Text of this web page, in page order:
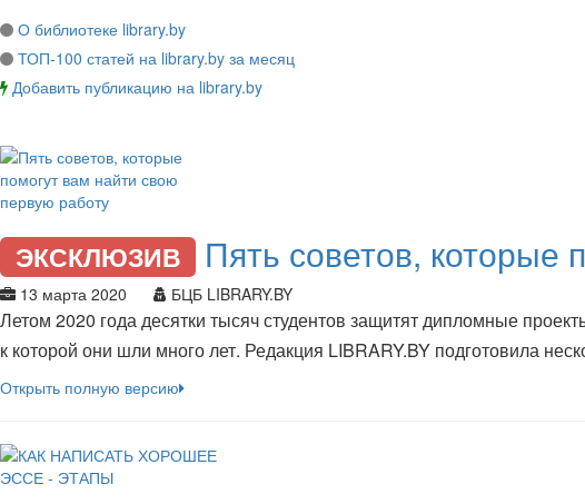
О библиотеке library.by
ТОП-100 статей на library.by за месяц
Добавить публикацию на library.by
ЭКСКЛЮЗИВ Пять советов, которые
13 марта 2020 БЦБ LIBRARY.BY
Летом 2020 года десятки тысяч студентов защитят дипломные
к которой они шли много лет. Редакция LIBRARY.BY подготовила
Открыть полную версию